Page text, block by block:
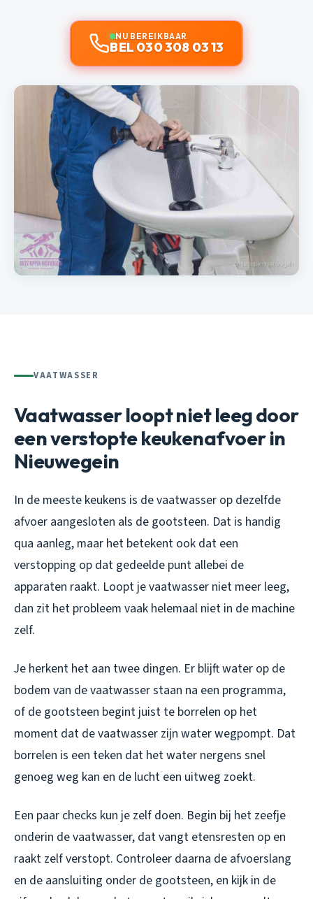
NU BEREIKBAAR
BEL 030 308 03 13
VAATWASSER
Vaatwasser loopt niet leeg door
een verstopte keukenafvoer in
Nieuwegein
In de meeste keukens is de vaatwasser op dezelfde
afvoer aangesloten als de gootsteen. Dat is handig
qua aanleg, maar het betekent ook dat een
verstopping op dat gedeelde punt allebei de
apparaten raakt. Loopt je vaatwasser niet meer leeg,
dan zit het probleem vaak helemaal niet in de machine
zelf.
Je herkent het aan twee dingen. Er blijft water op de
bodem van de vaatwasser staan na een programma,
of de gootsteen begint juist te borrelen op het
moment dat de vaatwasser zijn water wegpompt. Dat
borrelen is een teken dat het water nergens snel
genoeg weg kan en de lucht een uitweg zoekt.
Een paar checks kun je zelf doen. Begin bij het zeefje
onderin de vaatwasser, dat vangt etensresten op en
raakt zelf verstopt. Controleer daarna de afvoerslang
en de aansluiting onder de gootsteen, en kijk in de